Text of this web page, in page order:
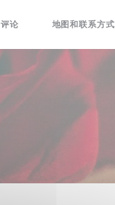
评论
((在新窗口中打开))
地图和联系方式